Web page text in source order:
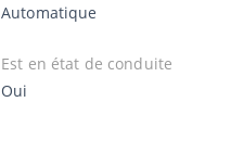
Automatique
Est en état de conduite
Oui